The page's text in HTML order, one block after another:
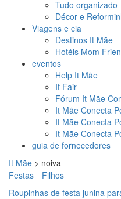
Tudo organizado
Décor e
Viagens e cia
Destinos It Mãe
Hotéis Mom
eventos
Help It Mãe
It Fair
Fórum It Mãe
It Mãe Conecta
It Mãe Conecta
It Mãe Conecta
guia de fornecedores
It Mãe > noiva
Festas
Filhos
Roupinhas de festa junina